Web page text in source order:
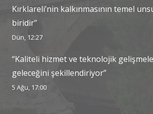
Kırklareli’nin kalkınmasının temel
biridir”
Dün, 12:27
“Kaliteli hizmet ve teknolojik
geleceğini şekillendiriyor”
5 Ağu, 17:00